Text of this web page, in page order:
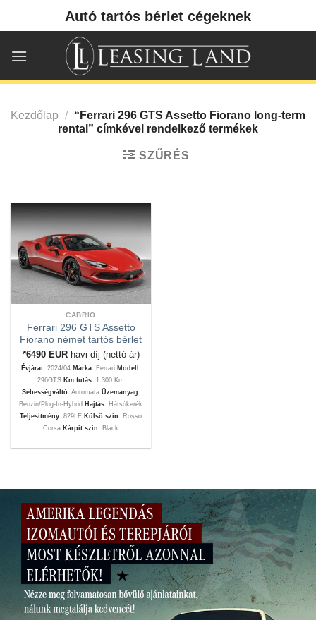
Autó tartós bérlet cégeknek
Kezdőlap / “Ferrari 296 GTS Assetto Fiorano long-term
rental” címkével rendelkező termékek
SZŰRÉS
CABRIO
Ferrari 296 GTS Assetto
Fiorano német tartós bérlet
*6490 EUR havi díj (nettó ár)
Évjárat:2024/04 Márka:Ferrari Modell:
296GTS Km futás: 1.300 Km
Sebességváltó:Automata Üzemanyag:
Benzin/Plug-In-Hybrid Hajtás: Hátsókerék
Teljesítmény: 829LE Külső szín: Rosso
Corsa Kárpit szín: Black